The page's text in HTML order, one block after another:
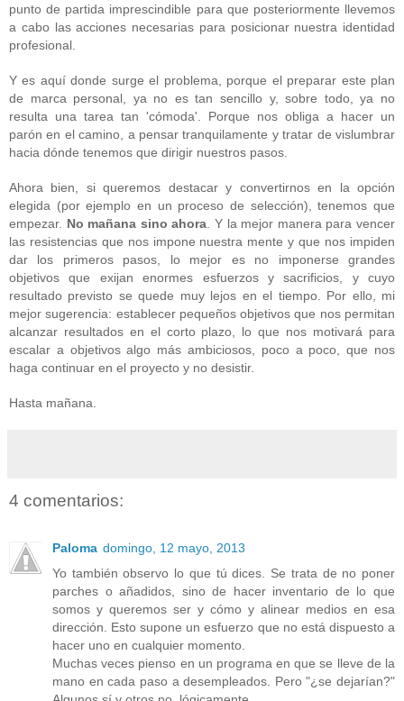
punto de partida imprescindible para que posteriormente llevemos
a cabo las acciones necesarias para posicionar nuestra identidad
profesional.
Y es aquí donde surge el problema, porque el preparar este plan
de marca personal, ya no es tan sencillo y, sobre todo, ya no
resulta una tarea tan 'cómoda'. Porque nos obliga a hacer un
parón en el camino, a pensar tranquilamente y tratar de vislumbrar
hacia dónde tenemos que dirigir nuestros pasos.
Ahora bien, si queremos destacar y convertirnos en la opción
elegida (por ejemplo en un proceso de selección), tenemos que
empezar. No mañana sino ahora. Y la mejor manera para vencer
las resistencias que nos impone nuestra mente y que nos impiden
dar los primeros pasos, lo mejor es no imponerse grandes
objetivos que exijan enormes esfuerzos y sacrificios, y cuyo
resultado previsto se quede muy lejos en el tiempo. Por ello, mi
mejor sugerencia: establecer pequeños objetivos que nos permitan
alcanzar resultados en el corto plazo, lo que nos motivará para
escalar a objetivos algo más ambiciosos, poco a poco, que nos
haga continuar en el proyecto y no desistir.
Hasta mañana.
4 comentarios:
Paloma domingo, 12 mayo, 2013
Yo también observo lo que tú dices. Se trata de no poner
parches o añadidos, sino de hacer inventario de lo que
somos y queremos ser y cómo y alinear medios en esa
dirección. Esto supone un esfuerzo que no está dispuesto a
hacer uno en cualquier momento.
Muchas veces pienso en un programa en que se lleve de la
mano en cada paso a desempleados. Pero "¿se dejarían?"